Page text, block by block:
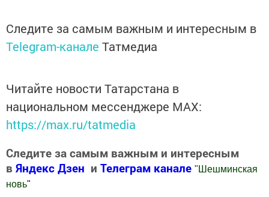
Следите за самым важным и интересным в
Telegram-канале Татмедиа
Читайте новости Татарстана в
национальном мессенджере MАХ:
https://max.ru/tatmedia
Следите за самым важным и интересным
в Яндекс Дзен и Телеграм канале " Шешминская
новь"